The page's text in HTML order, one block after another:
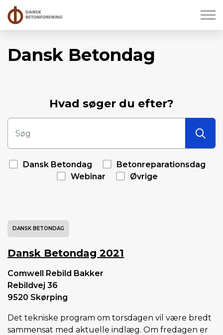
Dansk Betondag
Hvad søger du efter?
Dansk Betondag
Betonreparationsdag
Webinar
Øvrige
DANSK BETONDAG
Dansk Betondag 2021
Comwell Rebild Bakker
Rebildvej 36
9520 Skørping
Det tekniske program om torsdagen vil være bredt
sammensat med aktuelle indlæg. Om fredagen er